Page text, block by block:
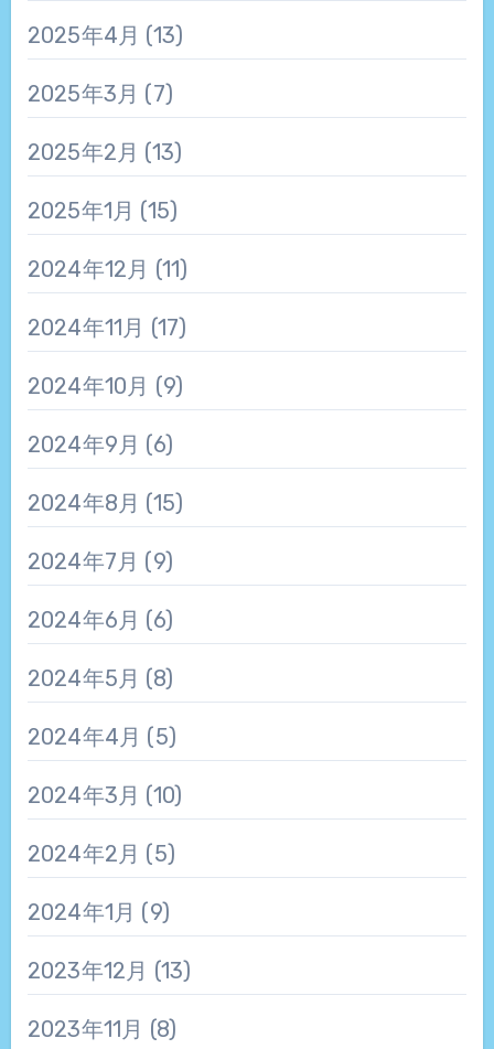
2025年4月 (13)
2025年3月 (7)
2025年2月 (13)
2025年1月 (15)
2024年12月 (11)
2024年11月 (17)
2024年10月 (9)
2024年9月 (6)
2024年8月 (15)
2024年7月 (9)
2024年6月 (6)
2024年5月 (8)
2024年4月 (5)
2024年3月 (10)
2024年2月 (5)
2024年1月 (9)
2023年12月 (13)
2023年11月 (8)